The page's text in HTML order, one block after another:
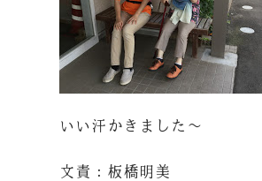
いい汗かきました～
文責：板橋明美